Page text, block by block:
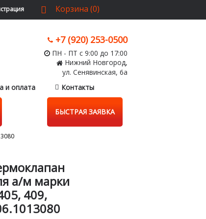
Корзина (0)
+7 (920) 253-0500
ПН - ПТ с 9:00 до 17:00
Нижний Новгород,
ул. Сенявинская, 6а
и оплата Контакты
БЫСТРАЯ ЗАЯВКА
а/м марки
409,